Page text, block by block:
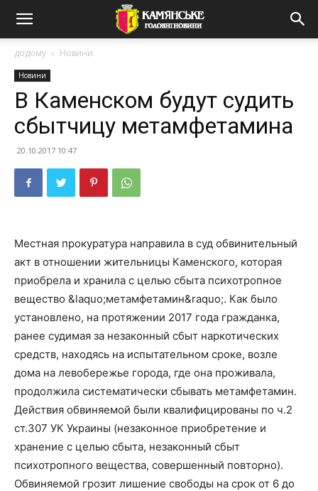
додому Новини
Новини
В Каменском будут судить
сбытчицу метамфетамина
20.10.2017 10:47
Местная прокуратура направила в суд обвинительный
акт в отношении жительницы Каменского, которая
приобрела и хранила с целью сбыта психотропное
вещество &laquo;метамфетамин&raquo;. Как было
установлено, на протяжении 2017 года гражданка,
ранее судимая за незаконный сбыт наркотических
средств, находясь на испытательном сроке, возле
дома на левобережье города, где она проживала,
продолжила систематически сбывать метамфетамин.
Действия обвиняемой были квалифицированы по ч.2
ст.307 УК Украины (незаконное приобретение и
хранение с целью сбыта, незаконный сбыт
психотропного вещества, совершенный повторно).
Обвиняемой грозит лишение свободы на срок от 6 до